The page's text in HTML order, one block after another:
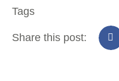
Tags
Share this post: